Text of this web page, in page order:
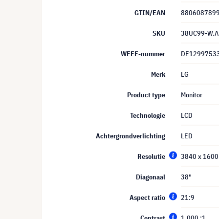
GTIN/EAN
SKU 38UC99-
WEEE-nummer
Merk LG
Product type Monitor
Technologie LCD
Achtergrondverlichting LED
Resolutie 3840 x 1600
Diagonaal 38"
Aspect ratio 21:9